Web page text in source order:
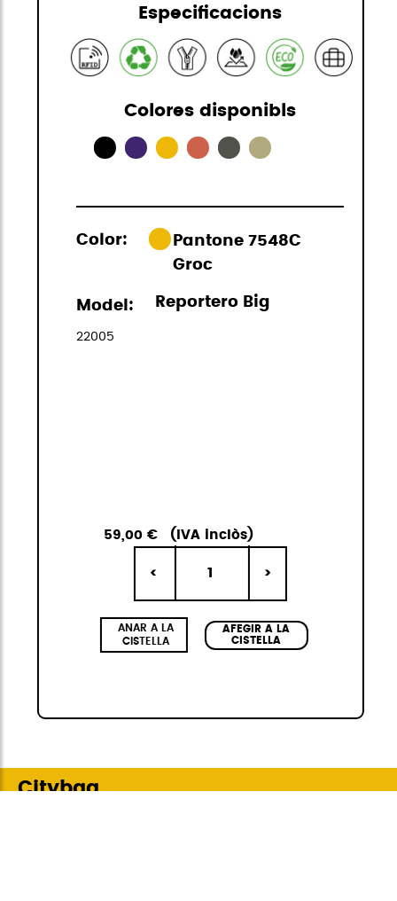
Especificacions
Colores disponibls
Color:
Pantone 7548C
Groc
Model: Reportero Big
22005
59,00 € (IVA inclòs)
< 1 >
ANAR A LA
CISTELLA
AFEGIR A LA
CISTELLA
Citybag